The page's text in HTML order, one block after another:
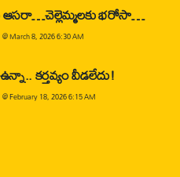
ఆసరా…చెల్లెమ్మలకు భరోసా…
@March 8, 2026 6:30 AM
కర్తవ్యం వీడలేదు!
@February 18, 2026 6:15 AM